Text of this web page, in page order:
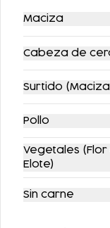
CHILAQUILES
MACIZA
- 11%
Maciza
Cabeza de
Surtido
Pollo
Vegetales
Elote)
Sin carne